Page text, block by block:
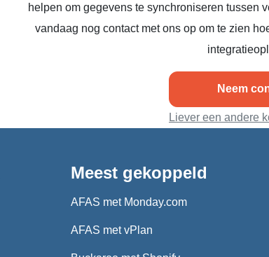
helpen om gegevens te synchroniseren tussen
vandaag nog contact met ons op om te zien
Neem
Liever een andere
Meest gekoppeld
AFAS met Monday.com
AFAS met vPlan